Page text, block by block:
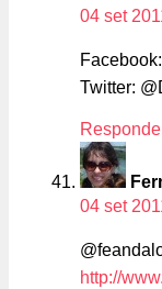
04 set
Twitter:
04 set
http://